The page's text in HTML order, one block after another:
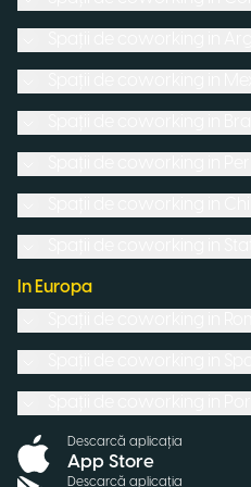
In Europa
Descarcă aplicația
App Store
Descarcă aplicația